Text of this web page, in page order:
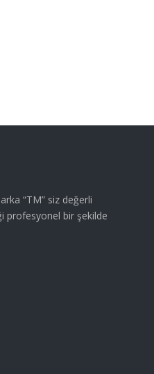
“TM” siz değerli
profesyonel bir şekilde